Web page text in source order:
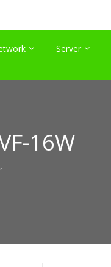
Server
16W